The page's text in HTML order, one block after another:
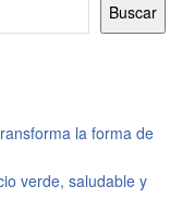
Buscar
la forma de
verde, saludable y